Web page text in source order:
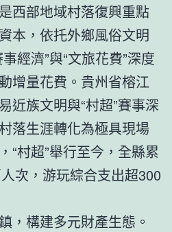
西部地域村落復興重點
本，依托外鄉風俗文明
經濟”與“文旅花費”深度
增量花費。貴州省榕江
近族文明與“村超”賽事深
落生涯轉化為極具現場
“村超”舉行至今，全縣累
次，游玩綜合支出超300
，構建多元財產生態。